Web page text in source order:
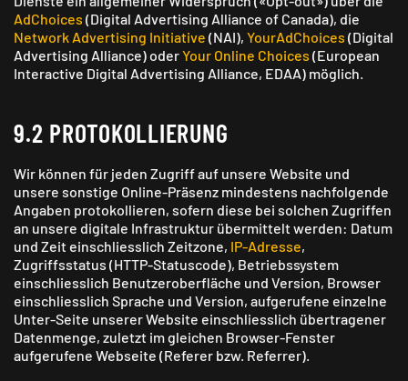
AdChoices (Digital Advertising Alliance of Canada), die
Network Advertising Initiative (NAI), YourAdChoices (Digital
Advertising Alliance) oderYour Online Choices (European
Interactive Digital Advertising Alliance, EDAA) möglich.
9.2 PROTOKOLLIERUNG
Wir können für jeden Zugriff auf unsere Website und
unsere sonstige Online-Präsenz mindestens nachfolgende
Angaben protokollieren, sofern diese bei solchen Zugriffen
an unsere digitale Infrastruktur übermittelt werden: Datum
und Zeit einschliesslich Zeitzone, IP-Adresse,
Zugriffsstatus (HTTP-Statuscode), Betriebs­system
einschliesslich Benutzer­oberfläche und Version, Browser
einschliesslich Sprache und Version, aufgerufene einzelne
Unter-Seite unserer Website einschliesslich übertragener
Daten­menge, zuletzt im gleichen Browser-Fenster
aufgerufene Webseite (Referer bzw. Referrer).